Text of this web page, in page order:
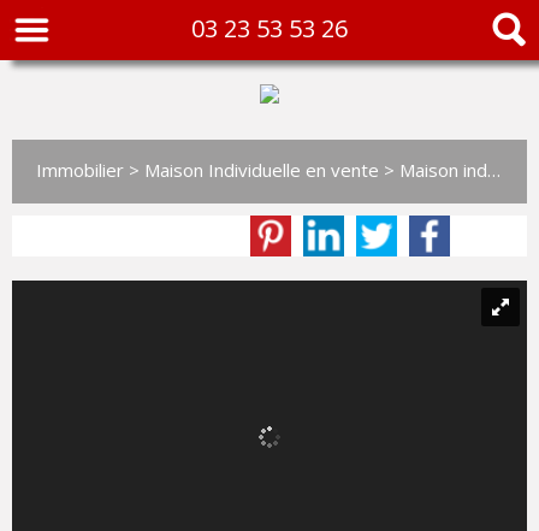
03 23 53 53 26
Immobilier > Maison Individuelle en vente > Maison individuelle VM11272